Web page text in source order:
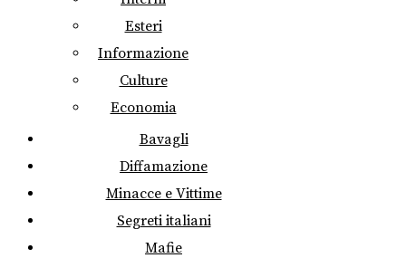
Esteri
Informazione
Culture
Economia
Bavagli
Diffamazione
Minacce e Vittime
Segreti italiani
Mafie